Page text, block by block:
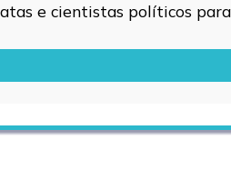
e cientistas políticos